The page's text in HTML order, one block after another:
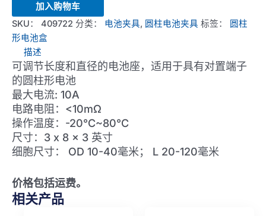
Battery
Holder
数
量
加入购物车
SKU： 409722 分类： 电池夹具, 圆柱电池夹具 标签：
圆柱
形电池盒
描述
可调节长度和直径的电池座，适用于具有对置端子
的圆柱形电池
最大电流: 10A
电路电阻：<10mΩ
操作温度：-20°C~80°C
尺寸：3 x 8 x 3 英寸
细胞尺寸： OD 10-40毫米； L 20-120毫米
价格包括运费。
相关产品